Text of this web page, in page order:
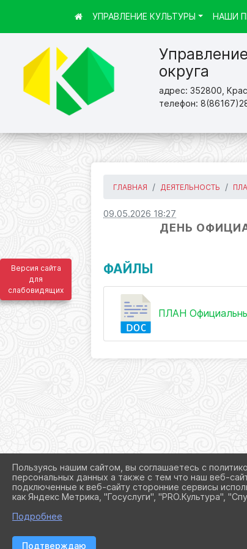
Версия сайта
для
слабовидящих
округа
адрес: 352800,
телефон:
УПРАВЛЕНИЕ КУЛЬТУРЫ НАШИ
ГЛАВНАЯ ДЕЯТЕЛЬНОСТЬ
09.05.2026 18:27
ДЕНЬ
ФАЙЛЫ
ПЛАН
Пользуясь нашим сайтом, вы соглашаетесь с
персональных данных а также с тем что наш веб-
подключенные к веб-сайту сторонние сервисы
как Яндекс Метрика, "Госуслуги", "PRO.Культура",
Подробнее
Подтверждаю